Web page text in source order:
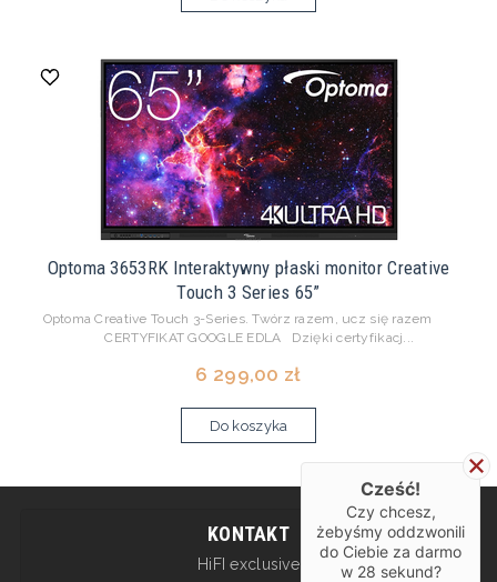
Optoma 3653RK Interaktywny płaski monitor Creative
Touch 3 Series 65”
Optoma Creative Touch 3-Series. Twórz razem, ucz się razem
CERTYFIKAT GOOGLE EDLA Dzięki certyfikacj...
6 299,00 zł
Do koszyka
KONTAKT
HiFI exclusive
Cześć!
Czy chcesz,
żebyśmy oddzwonili
do Ciebie za darmo
w 28 sekund?